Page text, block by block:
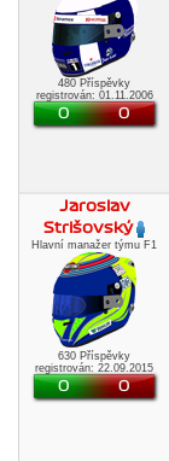
480 Příspěvky
registrován: 01.11.2006
0 0
Jaroslav
Strišovský
Hlavní manažer týmu F1
630 Příspěvky
registrován: 22.09.2015
0 0